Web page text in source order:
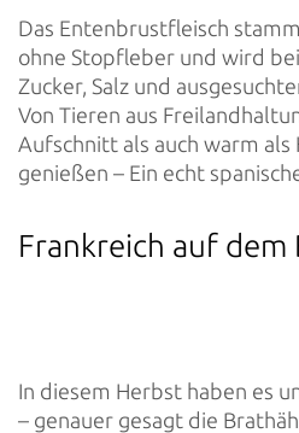
Das Entenbrustfleisch
ohne Stopfleber und wird
Zucker, Salz und
Von Tieren aus
Aufschnitt als auch warm als
genießen – Ein echt
Frankreich auf dem
In diesem Herbst haben es
– genauer gesagt die